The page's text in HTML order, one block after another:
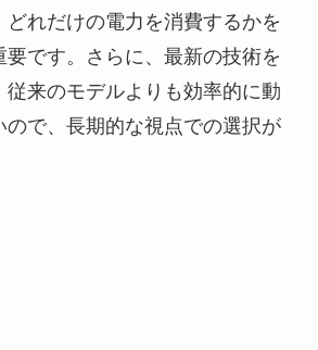
どれだけの電力を消費するかを
要です。さらに、最新の技術を
従来のモデルよりも効率的に動
ので、長期的な視点での選択が